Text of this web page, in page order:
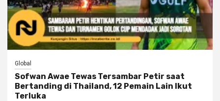
Global
Sofwan Awae Tewas Tersambar Petir saat
Bertanding di Thailand, 12 Pemain Lain Ikut
Terluka